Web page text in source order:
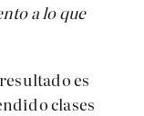
a lo que
es
clases